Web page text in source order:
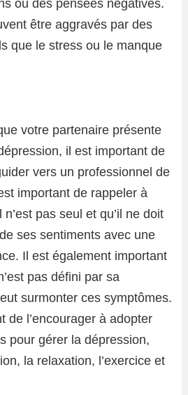
ou des pensées négatives.
être aggravés par des
que le stress ou le manque
votre partenaire présente
il est important de
vers un professionnel de
important de rappeler à
pas seul et qu’il ne doit
ses sentiments avec une
Il est également important
pas défini par sa
surmonter ces symptômes.
de l’encourager à adopter
pour gérer la dépression,
la relaxation, l’exercice et